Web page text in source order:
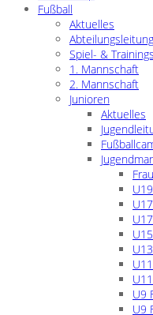
Fußball
Aktuelles
Abteilungsleitung
Spiel- &
1. Mannschaft
2. Mannschaft
Junioren
Aktuelles
U9
U9